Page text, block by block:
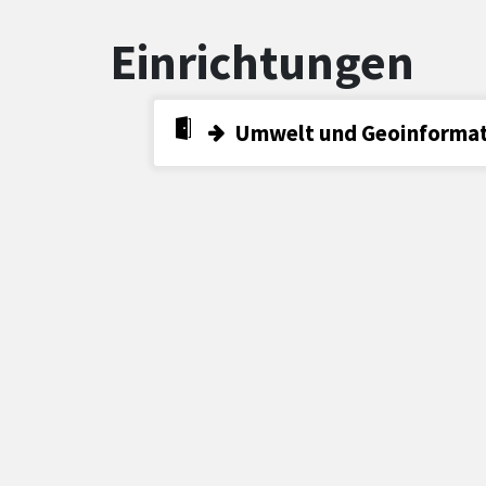
Einrichtungen
Umwelt und